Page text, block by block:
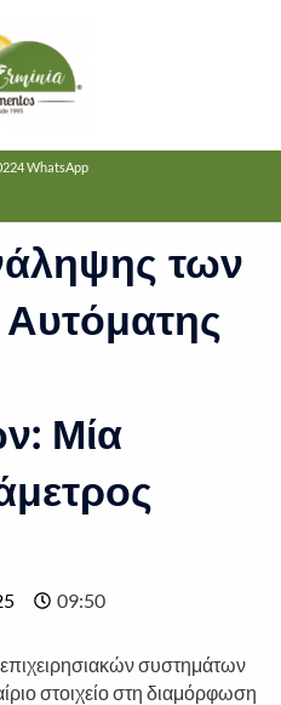
WhatsApp
των
Μία
09:50
συστημάτων
στοιχείο στη διαμόρφωση